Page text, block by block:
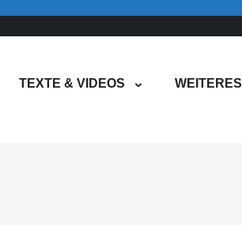
TEXTE & VIDEOS WEITERES